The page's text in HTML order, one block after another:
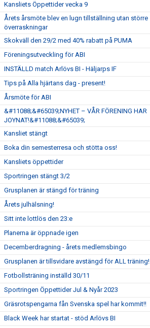
Kansliets Öppettider vecka 9
Årets årsmöte blev en lugn tillställning utan större
överraskningar
Skokväll den 29/2 med 40% rabatt på PUMA
Föreningsutveckling för ABI
INSTÄLLD match Arlövs BI - Häljarps IF
Tips på Alla hjärtans dag - present!
Årsmöte för ABI
&#11088;&#65039;NYHET – VÅR FÖRENING HAR
JOYNAT!&#11088;&#65039;
Kansliet stängt
Boka din semesterresa och stötta oss!
Kansliets öppettider
Sportringen stängt 3/2
Grusplanen är stängd för träning
Årets julhälsning!
Sitt inte lottlös den 23:e
Planerna är öppnade igen
Decemberdragning - årets medlemsbingo
Grusplanen är tillsvidare avstängd för ALL träning!
Fotbollsträning inställd 30/11
Sportringen Öppettider Jul & Nyår 2023
Gräsrotspengarna fån Svenska spel har kommit!!
Black Week har startat - stöd Arlövs BI